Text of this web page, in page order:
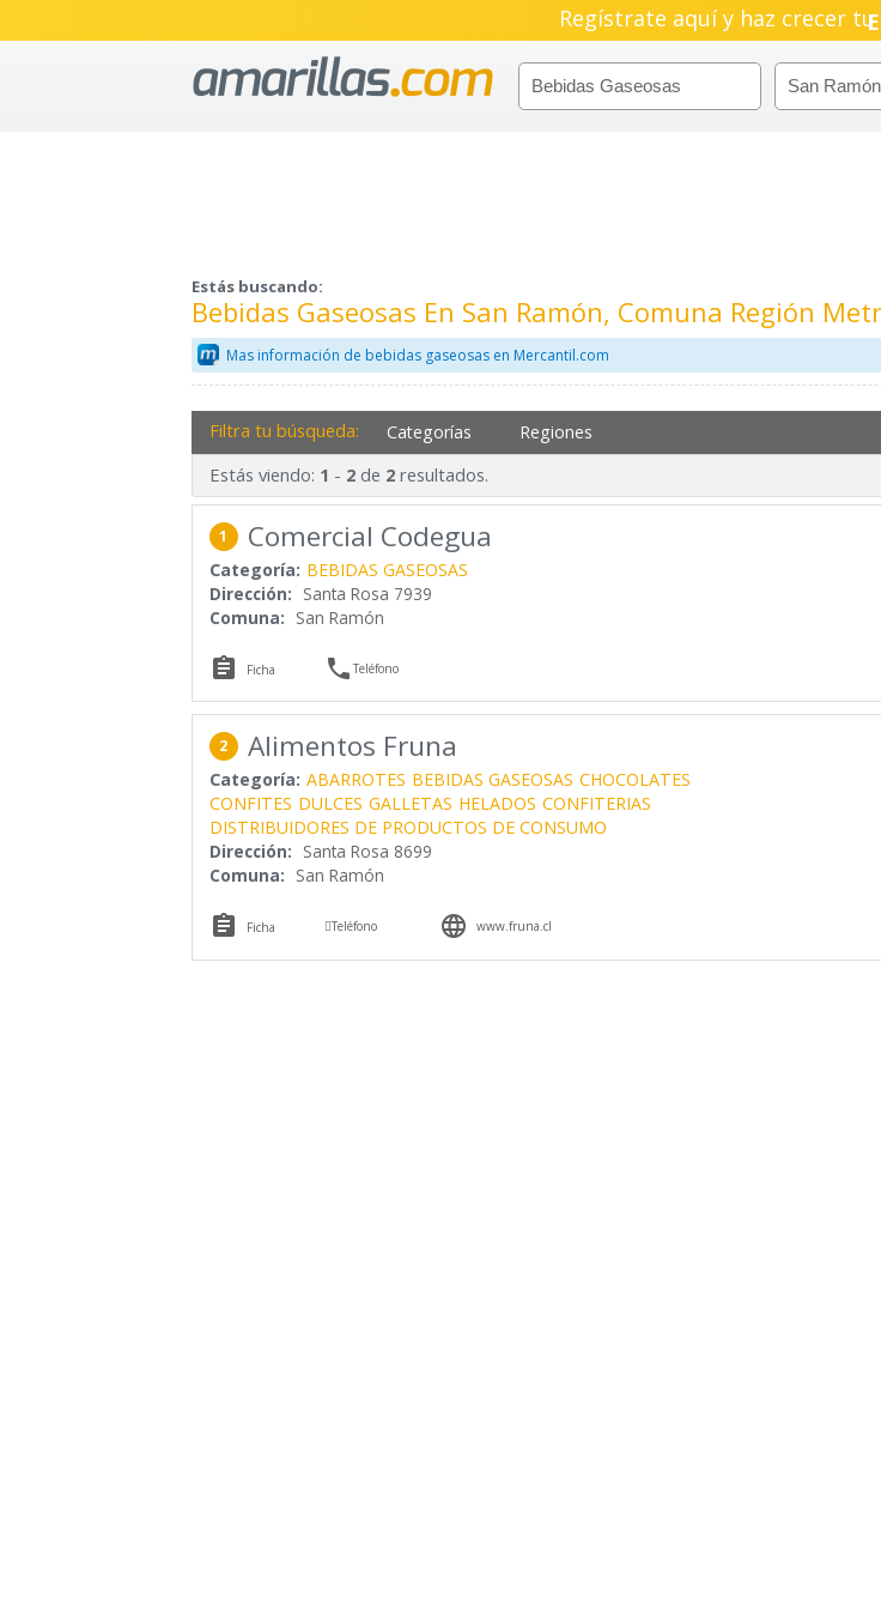
Regístrate aquí y haz crecer tu
Estás buscando:
Bebidas Gaseosas En San Ramón, Comuna Región
Mas información de bebidas gaseosas en Mercantil.com
Filtra tu búsqueda: Categorías Regiones
Estás viendo: 1 - 2de 2resultados.
1 Comercial Codegua
Categoría: BEBIDAS GASEOSAS
Dirección: Santa Rosa 7939
Comuna: San Ramón
 Ficha Teléfono
2 Alimentos Fruna
Categoría: ABARROTES BEBIDAS GASEOSAS CHOCOLATES
CONFITES DULCES GALLETAS HELADOS CONFITERIAS
DISTRIBUIDORES DE PRODUCTOS DE CONSUMO
Dirección: Santa Rosa 8699
Comuna: San Ramón
 Ficha Teléfono  www.fruna.cl